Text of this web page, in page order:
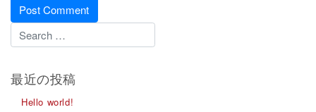
最近の投稿
Hello world!